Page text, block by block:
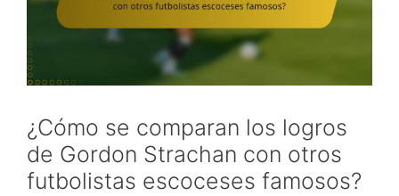
¿Cómo se comparan los logros
de Gordon Strachan con otros
futbolistas escoceses famosos?